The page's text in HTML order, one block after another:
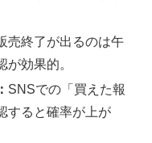
売終了が出るのは午
効果的。
SNSでの「買えた報
すると確率が上が